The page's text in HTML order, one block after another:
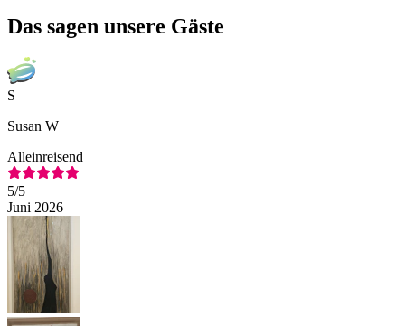
Das sagen unsere Gäste
S
Susan W
Alleinreisend
5/5
Juni 2026